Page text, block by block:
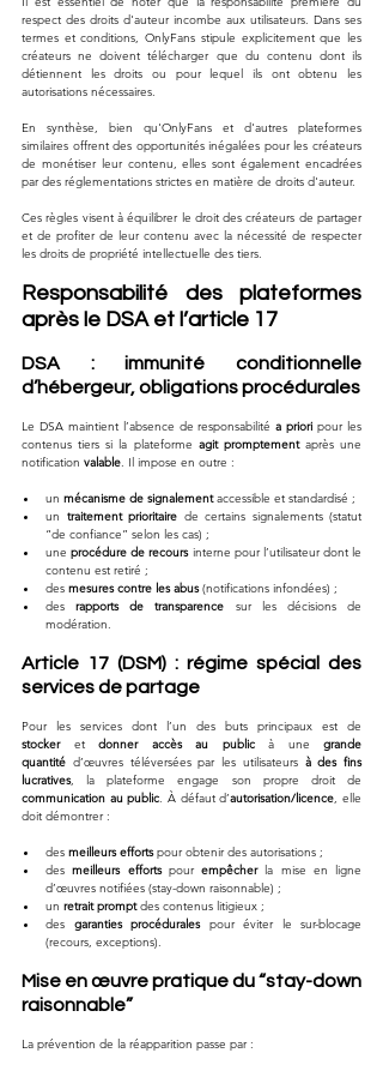
respect des droits d'auteur incombe aux utilisateurs. Dans ses
termes et conditions, OnlyFans stipule explicitement que les
créateurs ne doivent télécharger que du contenu dont ils
détiennent les droits ou pour lequel ils ont obtenu les
autorisations nécessaires.
En synthèse, bien qu'OnlyFans et d'autres plateformes
similaires offrent des opportunités inégalées pour les créateurs
de monétiser leur contenu, elles sont également encadrées
par des réglementations strictes en matière de droits d'auteur.
Ces règles visent à équilibrer le droit des créateurs de partager
et de profiter de leur contenu avec la nécessité de respecter
les droits de propriété intellectuelle des tiers.
Responsabilité des plateformes
après le DSA et l’article 17
DSA : immunité conditionnelle
d’hébergeur, obligations procédurales
Le DSA maintient l’absence de responsabilité a priori pour les
contenus tiers si la plateforme agit promptement après une
notification valable. Il impose en outre :
un mécanisme de signalement accessible et standardisé ;
un traitement prioritaire de certains signalements (statut
“de confiance” selon les cas) ;
une procédure de recours interne pour l’utilisateur dont le
contenu est retiré ;
des mesures contre les abus (notifications infondées) ;
des rapports de transparence sur les décisions de
modération.
Article 17 (DSM) : régime spécial des
services de partage
stocker et donner accès au public à une grande
quantité d’œuvres téléversées par les utilisateurs à des fins
lucratives
communication au public. À défaut d’autorisation/licence, elle
doit démontrer :
des meilleurs efforts pour obtenir des autorisations ;
des meilleurs efforts pour empêcher la mise en ligne
d’œuvres notifiées (stay-down raisonnable) ;
un retrait prompt des contenus litigieux ;
des garanties procédurales pour éviter le sur-blocage
(recours, exceptions).
Mise en œuvre pratique du “stay-down
raisonnable”
La prévention de la réapparition passe par :